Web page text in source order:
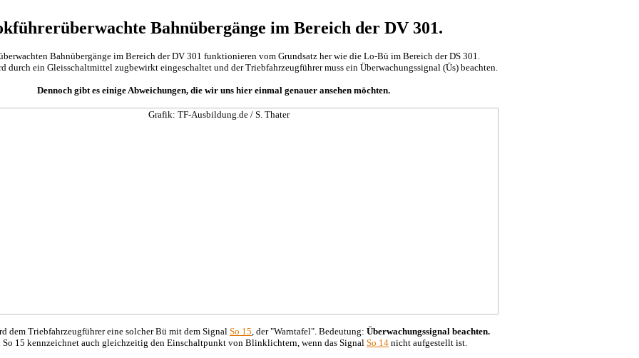
Bahnübergänge im Bereich der DV 301.
Bahnübergänge im Bereich der DV 301 funktionieren vom Grundsatz her wie die Lo-Bü im Bereich der DS 301.
durch ein Gleisschaltmittel zugbewirkt eingeschaltet und der Triebfahrzeugführer muss ein Überwachungssignal (Üs) beachten.
Dennoch gibt es einige Abweichungen, die wir uns hier einmal genauer ansehen möchten.
dem Triebfahrzeugführer eine solcher Bü mit dem Signal So 15, der "Warntafel". Bedeutung: Überwachungssignal beachten.
So 15 kennzeichnet auch gleichzeitig den Einschaltpunkt von Blinklichtern, wenn das Signal So 14 nicht aufgestellt ist.